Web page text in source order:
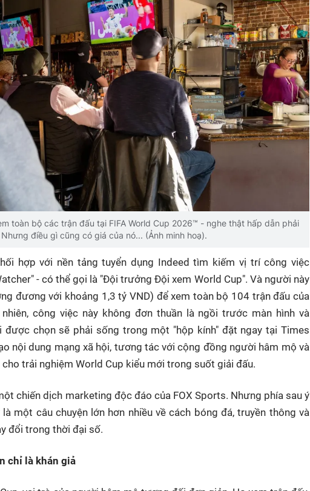
toàn bộ các trận đấu tại FIFA World Cup 2026™ - nghe thật hấp dẫn phải
điều gì cũng có giá của nó... (Ảnh minh hoạ).
hợp với nền tảng tuyển dụng Indeed tìm kiếm vị trí công việc
- có thể gọi là "Đội trưởng Đội xem World Cup". Và người này
đương với khoảng 1,3 tỷ VND) để xem toàn bộ 104 trận đấu của
công việc này không đơn thuần là ngồi trước màn hình và
chọn sẽ phải sống trong một "hộp kính" đặt ngay tại Times
nội dung mạng xã hội, tương tác với cộng đồng người hâm mộ và
trải nghiệm World Cup kiểu mới trong suốt giải đấu.
chiến dịch marketing độc đáo của FOX Sports. Nhưng phía sau ý
một câu chuyện lớn hơn nhiều về cách bóng đá, truyền thông và
đổi trong thời đại số.
chỉ là khán giả